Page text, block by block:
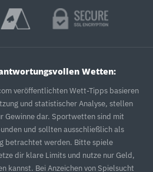
Wetten:
veröffentlichten Wett-Tipps basieren
und statistischer Analyse, stellen
Gewinne dar. Sportwetten sind mit
und sollten ausschließlich als
betrachtet werden. Bitte spiele
dir klare Limits und nutze nur Geld,
kannst. Bei Anzeichen von Spielsucht